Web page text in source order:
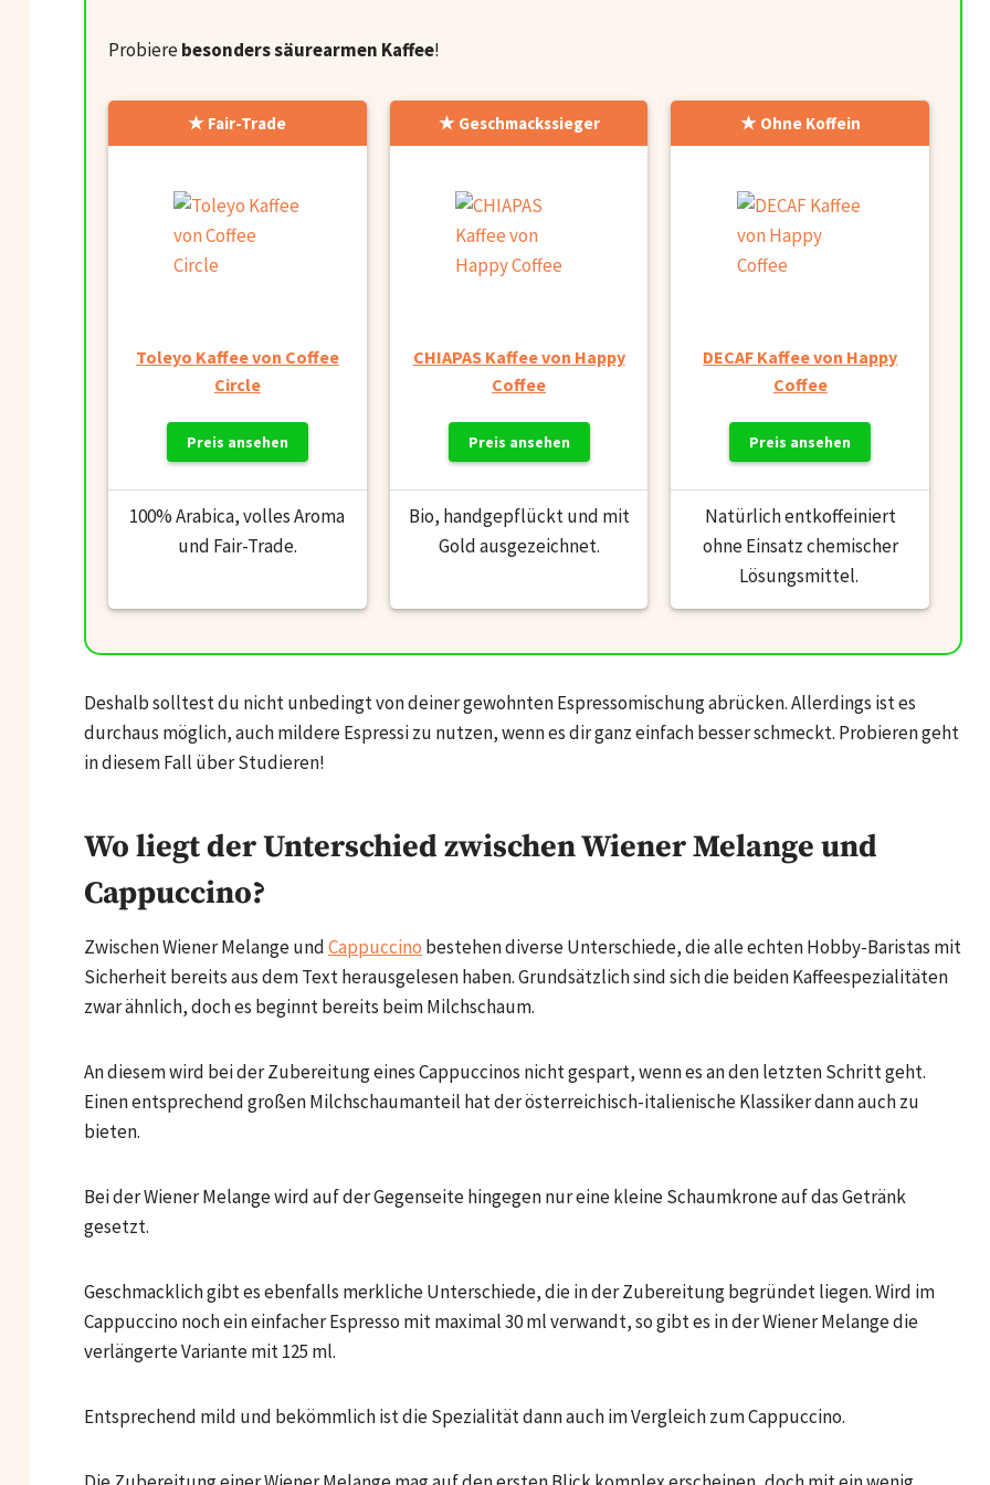
Probierebesonders säurearmen Kaffee!
Fair-Trade
Toleyo Kaffee von Coffee
Circle
Preis ansehen
100% Arabica, volles Aroma
und Fair-Trade.
Geschmackssieger
CHIAPAS Kaffee von Happy
Coffee
Preis ansehen
Bio, handgepflückt und mit
Gold ausgezeichnet.
Ohne Koffein
DECAF Kaffee von Happy
Coffee
Preis ansehen
Natürlich entkoffeiniert
ohne Einsatz chemischer
Lösungsmittel.
Deshalb solltest du nicht unbedingt von deiner gewohnten Espressomischung abrücken. Allerdings ist es
durchaus möglich, auch mildere Espressi zu nutzen, wenn es dir ganz einfach besser schmeckt. Probieren geht
in diesem Fall über Studieren!
Wo liegt der Unterschied zwischen Wiener Melange und
Cappuccino?
Zwischen Wiener Melange undCappuccino bestehen diverse Unterschiede, die alle echten Hobby-Baristas mit
Sicherheit bereits aus dem Text herausgelesen haben. Grundsätzlich sind sich die beiden Kaffeespezialitäten
zwar ähnlich, doch es beginnt bereits beim Milchschaum.
An diesem wird bei der Zubereitung eines Cappuccinos nicht gespart, wenn es an den letzten Schritt geht.
Einen entsprechend großen Milchschaumanteil hat der österreichisch-italienische Klassiker dann auch zu
bieten.
Bei der Wiener Melange wird auf der Gegenseite hingegen nur eine kleine Schaumkrone auf das Getränk
gesetzt.
Geschmacklich gibt es ebenfalls merkliche Unterschiede, die in der Zubereitung begründet liegen. Wird im
Cappuccino noch ein einfacher Espresso mit maximal 30 ml verwandt, so gibt es in der Wiener Melange die
verlängerte Variante mit 125 ml.
Entsprechend mild und bekömmlich ist die Spezialität dann auch im Vergleich zum Cappuccino.